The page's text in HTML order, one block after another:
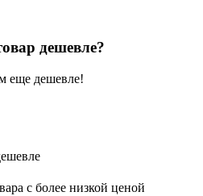
дешевле?
еще дешевле!
с более низкой ценой